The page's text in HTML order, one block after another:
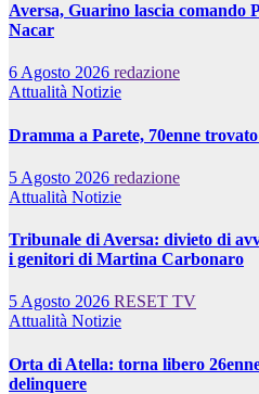
Aversa, Guarino lascia comando
Nacar
6 Agosto 2026 redazione
Attualità Notizie
Dramma a Parete, 70enne
5 Agosto 2026 redazione
Attualità Notizie
Tribunale di Aversa: divieto di
i genitori di Martina Carbonaro
5 Agosto 2026 RESET TV
Attualità Notizie
Orta di Atella: torna libero
delinquere